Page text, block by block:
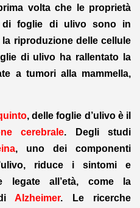
volta che le proprietà
di foglie di ulivo sono in
riproduzione delle cellule
di ulivo ha rallentato la
a tumori alla mammella,
, delle foglie d’ulivo è il
cerebrale. Degli studi
, uno dei componenti
riduce i sintomi e
legate all’età, come la
Alzheimer. Le ricerche